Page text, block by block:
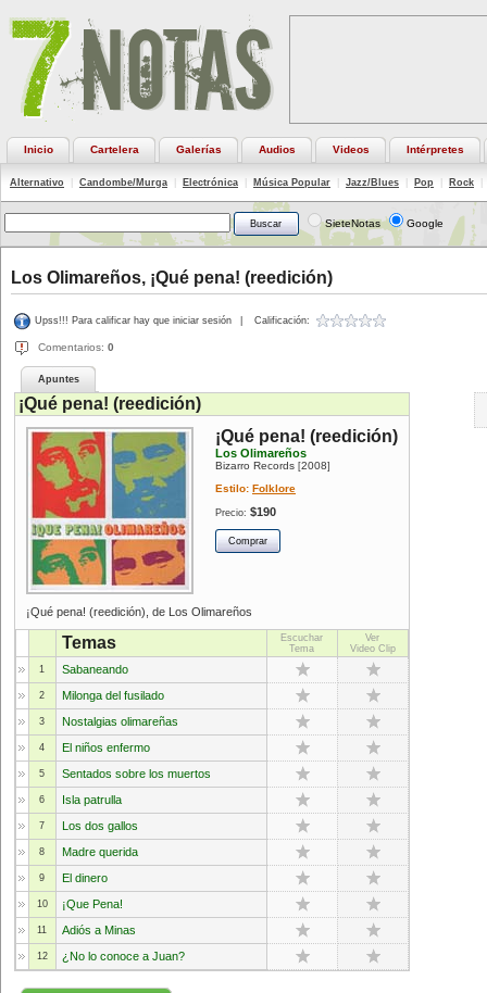
Inicio Cartelera Galerías Audios Videos Intérpretes
Alternativo Candombe/Murga Electrónica Música Popular Jazz/Blues Pop Rock
SieteNotas Google
Los Olimareños, ¡Qué pena! (reedición)
Upss!!! Para calificar hay que iniciar sesión Calificación:
Comentarios: 0
Apuntes
¡Qué pena! (reedición)
¡Qué pena! (reedición)
Los Olimareños
Bizarro Records [2008]
Estilo: Folklore
Precio: $190
¡Qué pena! (reedición), de Los Olimareños
Temas
Escuchar
Tema
Ver
Video Clip
1
Sabaneando
2 Milonga del fusilado
3 Nostalgias olimareñas
4 El niños enfermo
5 Sentados sobre los muertos
6 Isla patrulla
7 Los dos gallos
8 Madre querida
9 El dinero
10 ¡Que Pena!
11 Adiós a Minas
12 ¿No lo conoce a Juan?